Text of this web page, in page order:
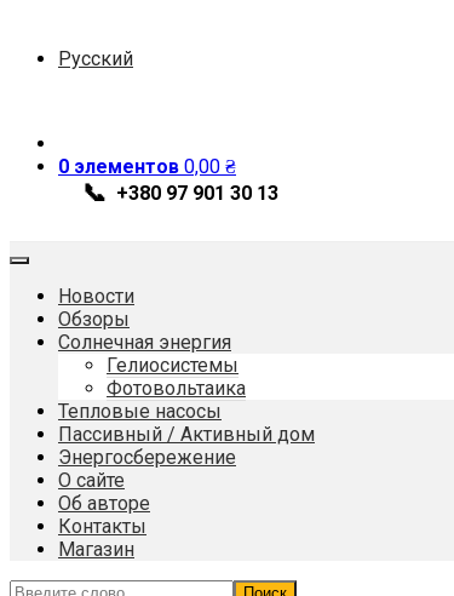
содержимому
Русский
0 элементов 0,00 ₴
📞 +380 97 901 30 13
Новости
Обзоры
Солнечная энергия
Гелиосистемы
Фотовольтаика
Тепловые насосы
Пассивный / Активный дом
Энергосбережение
О сайте
Об авторе
Контакты
Магазин